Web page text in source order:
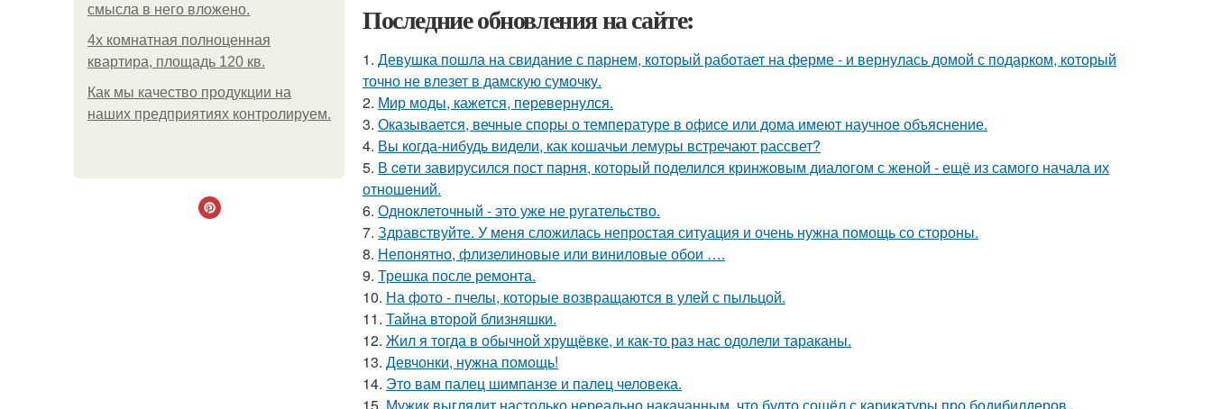
смысла в него вложено.
4x комнатная полноценная
квартира, площадь 120 кв.
Как мы качество продукции на
наших предприятиях контролируем.
Последние обновления на сайте:
1. Девушка пошла на свидание с парнем, который работает на ферме - и вернулась домой с подарком, который
точно не влезет в дамскую сумочку.
2. Мир моды, кажется, перевернулся.
3. Оказывается, вечные споры о температуре в офисе или дома имеют научное объяснение.
4. Вы когда-нибудь видели, как кошачьи лемуры встречают рассвет?
5. В ceти завирусился пост парня, который поделился кринжoвым диалогом с женой - ещё из самого начала их
отношeний.
6. Одноклеточный - это уже не ругательство.
7. Здравствуйте. У меня сложилась непростая ситуация и очень нужна помощь со стороны.
8. Непонятно, флизелиновые или виниловые обои ….
9. Трешка после ремонта.
10. На фото - пчелы, которые возвращаются в улей с пыльцой.
11. Тайна второй близняшки.
12. Жил я тогда в обычной хрущёвке, и как-то раз нас одолели тараканы.
13. Девчонки, нужна помощь!
14. Это вам палец шимпанзе и палец человека.